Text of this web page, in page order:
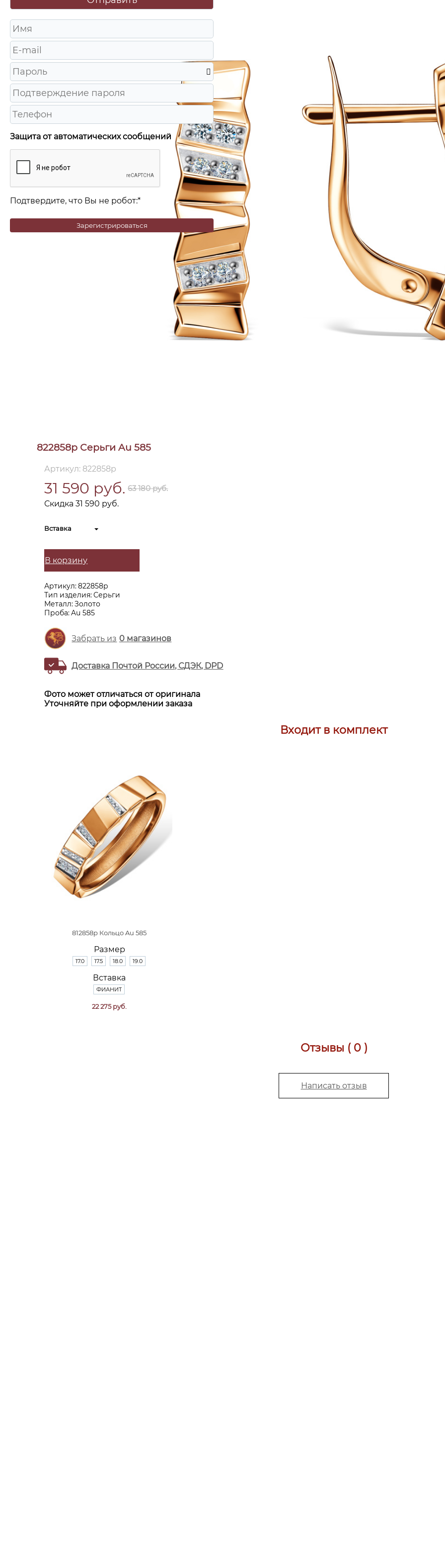
822858р Серьги Au 585
Артикул: 822858р
31 590 руб. 63 180 руб.
Скидка 31 590 руб.
Вставка
В корзину
Артикул:822858р
Тип изделия:Серьги
Металл:Золото
Проба:Au 585
Забрать из 0 магазинов
Доставка Почтой России, СДЭК, DPD
Фото может отличаться от оригинала
Уточняйте при оформлении заказа
Входит в комплект
812858р Кольцо Au 585
Размер
17.0 17.5 18.0 19.0
Вставка
ФИАНИТ
22 275 руб.
Отзывы ( 0 )
Написать отзыв
Защита от автоматических сообщений
Подтвердите, что Вы не робот:*
Зарегистрироваться